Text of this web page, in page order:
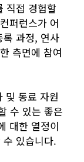
직접 경험할
퍼런스가 어
록 과정, 연사
측면에 참여
및 동료 자원
수 있는 좋은
대한 열정이
있습니다.